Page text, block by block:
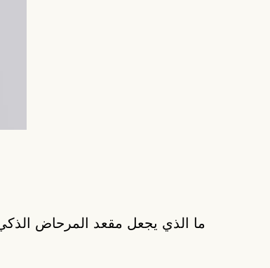
ما الذي يجعل مقعد المرحاض الذكي